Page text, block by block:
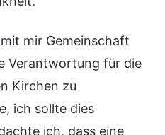
mir Gemeinschaft
Verantwortung für die
Kirchen zu
ich sollte dies
ich, dass eine